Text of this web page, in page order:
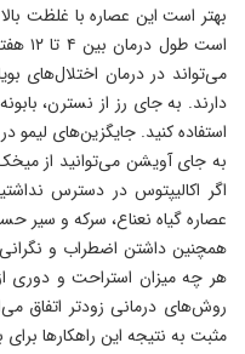
بهتر است این عصاره با غلظت
است
می‌تواند در درمان اختلال‌های
دارند. به جای رز از نسترن،
استفاده کنید. جایگزین‌های لیمو
به جای آویشن می‌توانید از
اگر اکالیپتوس در دسترس
عصاره گیاه نعناع، سرکه و سیر
همچنین داشتن اضطراب و
هر چه میزان استراحت و دوری
روش‌های درمانی زودتر اتفاق
مثبت به نتیجه این راهکار‌ها